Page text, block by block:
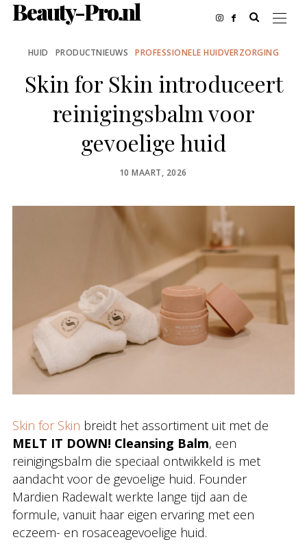
Beauty-Pro.nl
HUID PRODUCTNIEUWS PROFESSIONELE HUIDVERZORGING
Skin for Skin introduceert
reinigingsbalm voor
gevoelige huid
POSTED
10 MAART, 2026
Skin for Skin breidt het assortiment uit met de
MELT IT DOWN! Cleansing Balm, een
reinigingsbalm die speciaal ontwikkeld is met
aandacht voor de gevoelige huid. Founder
Mardien Radewalt werkte lange tijd aan de
formule, vanuit haar eigen ervaring met een
eczeem- en rosaceagevoelige huid.